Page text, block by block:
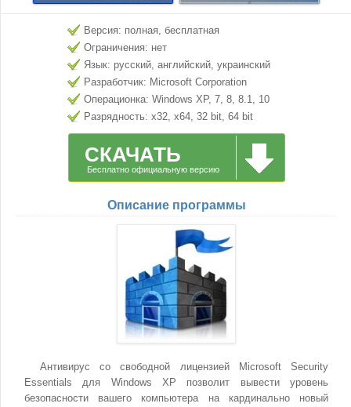
Версия: полная, бесплатная
Ограничения: нет
Язык: русский, английский, украинский
Разработчик: Microsoft Corporation
Операционка: Windows XP, 7, 8, 8.1, 10
Разрядность: x32, x64, 32 bit, 64 bit
СКАЧАТЬ
Бесплатно официальную версию
Описание программы
Антивирус со свободной лицензией Microsoft Security
Essentials для Windows XP позволит вывести уровень
безопасности вашего компьютера на кардинально новый